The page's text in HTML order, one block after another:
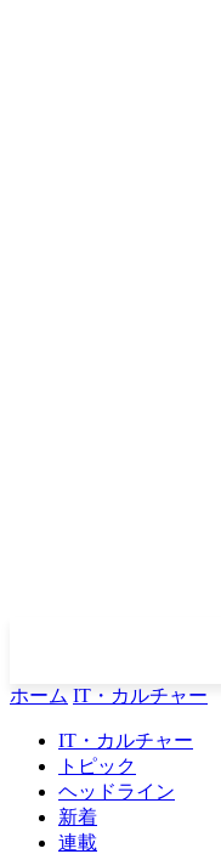
ホーム IT・カルチャー
IT・カルチャー
トピック
ヘッドライン
新着
連載